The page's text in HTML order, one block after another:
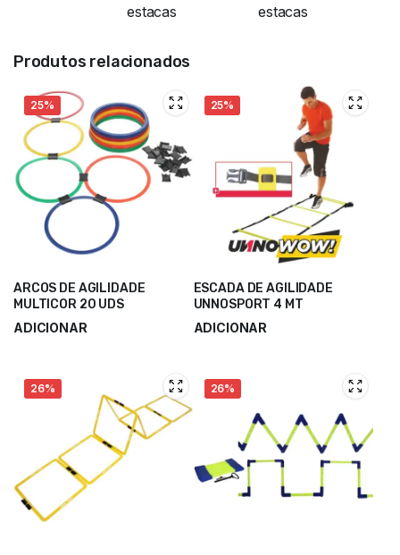
estacas
estacas
Produtos relacionados
25%
ARCOS DE AGILIDADE
MULTICOR 20 UDS
ADICIONAR
25%
ESCADA DE AGILIDADE
UNNOSPORT 4 MT
ADICIONAR
26% 26%